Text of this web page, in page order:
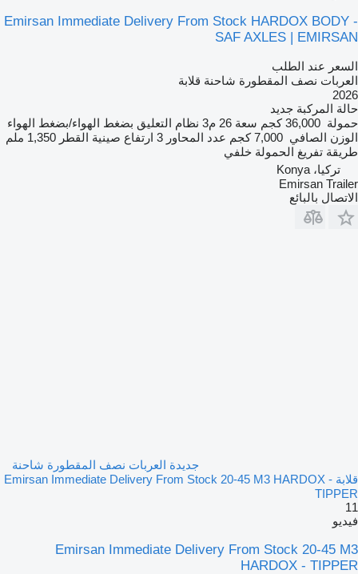
Emirsan Immediate Delivery From Stock HARDOX BODY -
SAF AXLES | EMIRSAN
السعر عند الطلب
العربات نصف المقطورة شاحنة قلابة
2026
حالة المركبة جديد
حمولة 36,000 كجم سعة 26 م3 نظام التعليق بضغط الهواء/بضغط الهواء
الوزن الصافي 7,000 كجم عدد المحاور 3 ارتفاع صينية القطر 1,350 ملم
طريقة تفريغ الحمولة خلفي
تركيا، Konya
Emirsan Trailer
الاتصال بالبائع
جديدة العربات نصف المقطورة شاحنة
قلابة Emirsan Immediate Delivery From Stock 20-45 M3 HARDOX -
TIPPER
11
فيديو
Emirsan Immediate Delivery From Stock 20-45 M3
HARDOX - TIPPER